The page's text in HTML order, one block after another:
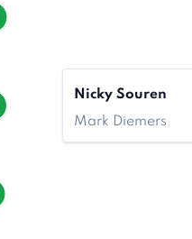
Nicky Souren
Mark Diemers